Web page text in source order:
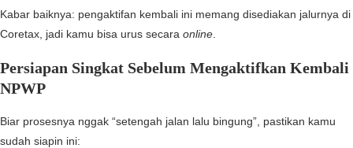
Kabar baiknya: pengaktifan kembali ini memang disediakan jalurnya di
Coretax, jadi kamu bisa urus secara online
Persiapan Singkat Sebelum Mengaktifkan Kembali
NPWP
Biar prosesnya nggak “setengah jalan lalu bingung”, pastikan kamu
sudah siapin ini: